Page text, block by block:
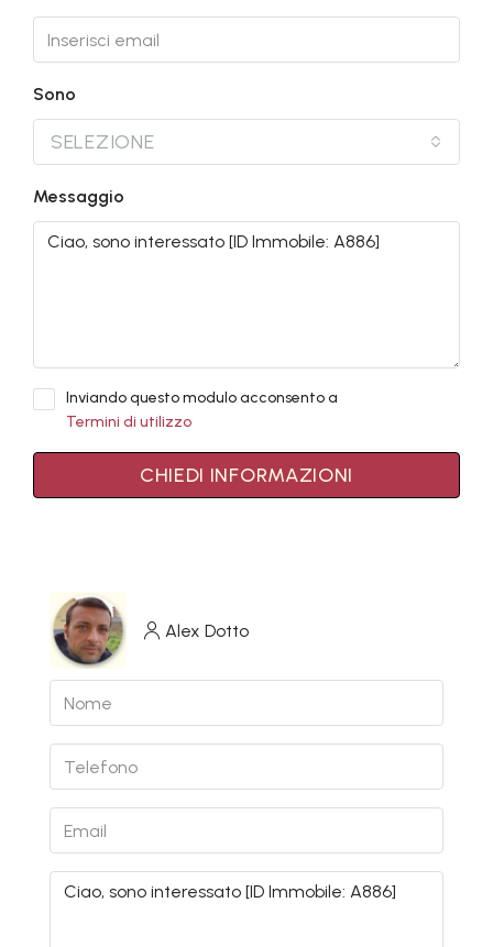
Sono
SELEZIONE
Messaggio
Inviando questo modulo acconsento a
Termini di utilizzo
CHIEDI INFORMAZIONI
Alex Dotto